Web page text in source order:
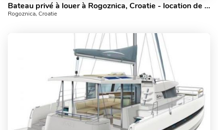
Bateau privé à louer à Rogoznica, Croatie - location de yacht flambant neuf pouvant accueillir jusqu'à 4 personnes.
Rogoznica, Croatie